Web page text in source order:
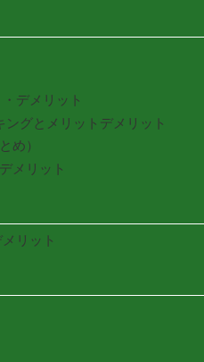
デメリット
グとメリットデメリット
め）
メリット
リット